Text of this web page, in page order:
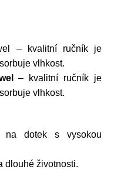
– kvalitní ručník je
vlhkost.
– kvalitní ručník je
vlhkost.
na dotek s vysokou
dlouhé životnosti.